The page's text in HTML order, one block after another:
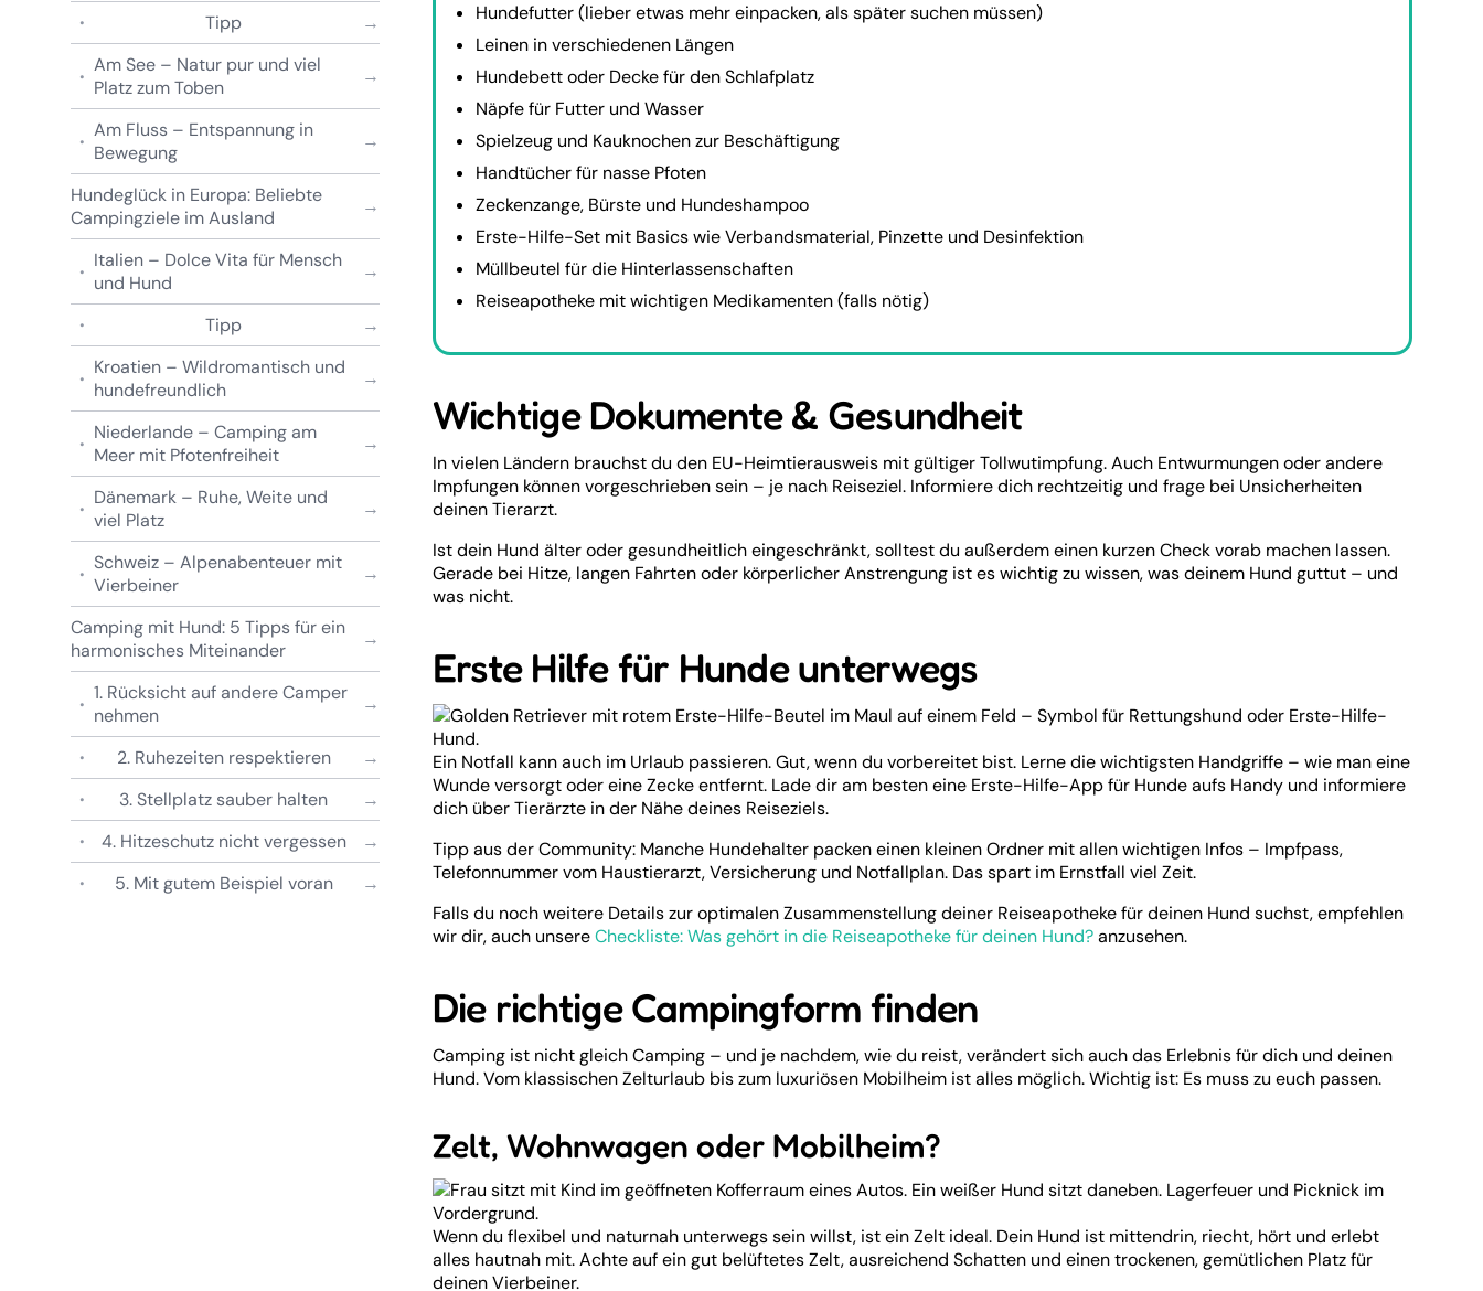
Tipp
Am See – Natur pur und viel
Platz zum Toben
Am Fluss – Entspannung in
Bewegung
Hundeglück in Europa: Beliebte
Campingziele im Ausland
Italien – Dolce Vita für Mensch
und Hund
Tipp
Kroatien – Wildromantisch und
hundefreundlich
Niederlande – Camping am
Meer mit Pfotenfreiheit
Dänemark – Ruhe, Weite und
viel Platz
Schweiz – Alpenabenteuer mit
Vierbeiner
Camping mit Hund: 5 Tipps für ein
harmonisches Miteinander
1. Rücksicht auf andere Camper
nehmen
2. Ruhezeiten respektieren
3. Stellplatz sauber halten
4. Hitzeschutz nicht vergessen
5. Mit gutem Beispiel voran
Hundefutter (lieber etwas mehr einpacken, als später suchen müssen)
Leinen in verschiedenen Längen
Hundebett oder Decke für den Schlafplatz
Näpfe für Futter und Wasser
Spielzeug und Kauknochen zur Beschäftigung
Handtücher für nasse Pfoten
Zeckenzange, Bürste und Hundeshampoo
Erste-Hilfe-Set mit Basics wie Verbandsmaterial, Pinzette und Desinfektion
Müllbeutel für die Hinterlassenschaften
Reiseapotheke mit wichtigen Medikamenten (falls nötig)
Wichtige Dokumente & Gesundheit
In vielen Ländern brauchst du den EU-Heimtierausweis mit gültiger Tollwutimpfung. Auch Entwurmungen oder andere
Impfungen können vorgeschrieben sein – je nach Reiseziel. Informiere dich rechtzeitig und frage bei Unsicherheiten
deinen Tierarzt.
Ist dein Hund älter oder gesundheitlich eingeschränkt, solltest du außerdem einen kurzen Check vorab machen lassen.
Gerade bei Hitze, langen Fahrten oder körperlicher Anstrengung ist es wichtig zu wissen, was deinem Hund guttut – und
was nicht.
Erste Hilfe für Hunde unterwegs
Ein Notfall kann auch im Urlaub passieren. Gut, wenn du vorbereitet bist. Lerne die wichtigsten Handgriffe – wie man eine
Wunde versorgt oder eine Zecke entfernt. Lade dir am besten eine Erste-Hilfe-App für Hunde aufs Handy und informiere
dich über Tierärzte in der Nähe deines Reiseziels.
Tipp aus der Community: Manche Hundehalter packen einen kleinen Ordner mit allen wichtigen Infos – Impfpass,
Telefonnummer vom Haustierarzt, Versicherung und Notfallplan. Das spart im Ernstfall viel Zeit.
Falls du noch weitere Details zur optimalen Zusammenstellung deiner Reiseapotheke für deinen Hund suchst, empfehlen
wir dir, auch unsereCheckliste: Was gehört in die Reiseapotheke für deinen Hund?anzusehen.
Die richtige Campingform finden
Camping ist nicht gleich Camping – und je nachdem, wie du reist, verändert sich auch das Erlebnis für dich und deinen
Hund. Vom klassischen Zelturlaub bis zum luxuriösen Mobilheim ist alles möglich. Wichtig ist: Es muss zu euch passen.
Zelt, Wohnwagen oder Mobilheim?
Wenn du flexibel und naturnah unterwegs sein willst, ist ein Zelt ideal. Dein Hund ist mittendrin, riecht, hört und erlebt
alles hautnah mit. Achte auf ein gut belüftetes Zelt, ausreichend Schatten und einen trockenen, gemütlichen Platz für
deinen Vierbeiner.